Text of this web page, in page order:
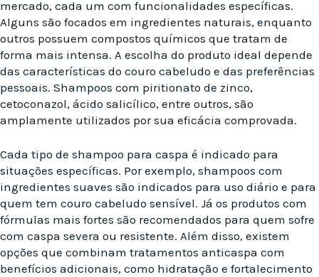
mercado, cada um com funcionalidades específicas.
Alguns são focados em ingredientes naturais, enquanto
outros possuem compostos químicos que tratam de
forma mais intensa. A escolha do produto ideal depende
das características do couro cabeludo e das preferências
pessoais. Shampoos com piritionato de zinco,
cetoconazol, ácido salicílico, entre outros, são
amplamente utilizados por sua eficácia comprovada.
Cada tipo de shampoo para caspa é indicado para
situações específicas. Por exemplo, shampoos com
ingredientes suaves são indicados para uso diário e para
quem tem couro cabeludo sensível. Já os produtos com
fórmulas mais fortes são recomendados para quem sofre
com caspa severa ou resistente. Além disso, existem
opções que combinam tratamentos anticaspa com
benefícios adicionais, como hidratação e fortalecimento